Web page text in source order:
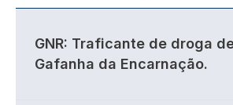
GNR: Traficante de droga
Gafanha da Encarnação.